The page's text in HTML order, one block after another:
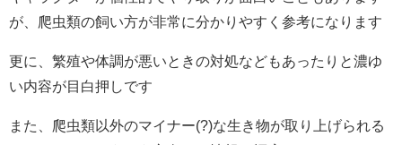
が、爬虫類の飼い方が非常に分かりやすく参考になります
更に、繁殖や体調が悪いときの対処などもあったりと濃ゆ
い内容が目白押しです
また、爬虫類以外のマイナー(?)な生き物が取り上げられる